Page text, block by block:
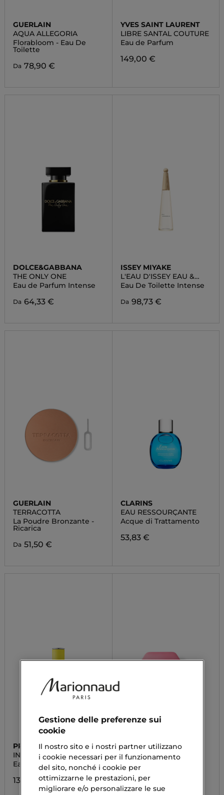
GUERLAIN
AQUA ALLEGORIA
Florabloom - Eau De
Toilette
Da 78,90 €
YVES SAINT LAURENT
LIBRE SANTAL COUTURE
Eau de Parfum
149,00 €
DOLCE&GABBANA
THE ONLY ONE
Eau de Parfum Intense
Da 64,33 €
ISSEY MIYAKE
L'EAU D'ISSEY EAU &
MAGNOLIA
Eau De Toilette Intense
Da 98,73 €
GUERLAIN
TERRACOTTA
La Poudre Bronzante -
Ricarica
Da 51,50 €
CLARINS
EAU RESSOURÇANTE
Acque di Trattamento
53,83 €
PRADA
INFUSION D'YLANG
Eau De Parfum
132,23 €
GUERLAIN
AQUA ALLEGORIA
FLORABLOOM
Crema Mani
58,90 €
Gestione delle preferenze sui
cookie
Il nostro sito e i nostri partner utilizzano
i cookie necessari per il funzionamento
del sito, nonché i cookie per
ottimizzarne le prestazioni, per
migliorare e/o personalizzare le sue